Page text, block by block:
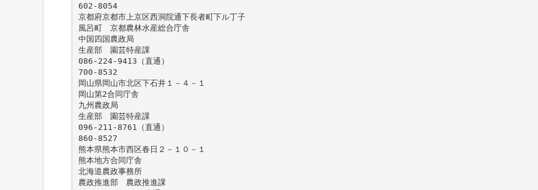
602-8054
京都府京都市上京区西洞院通下長者町下ル丁子
風呂町 京都農林水産総合庁舎
中国四国農政局
生産部 園芸特産課
086-224-9413（直通）
700-8532
岡山県岡山市北区下石井１－４－１
岡山第2合同庁舎
九州農政局
生産部 園芸特産課
096-211-8761（直通）
860-8527
熊本県熊本市西区春日２－１０－１
熊本地方合同庁舎
北海道農政事務所
農政推進部 農政推進課